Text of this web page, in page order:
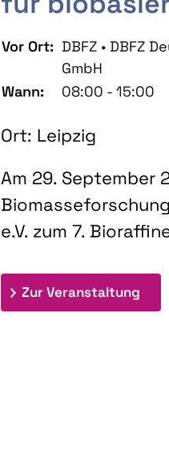
Vor Ort: DBFZ • DBFZ
GmbH
Wann:
08:00 - 15:00
Ort: Leipzig
Am 29. September
e.V. zum 7.
Zur Veranstaltung: 7.